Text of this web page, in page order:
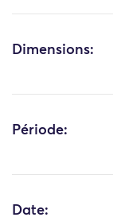
Dimensions:
Période:
Date: